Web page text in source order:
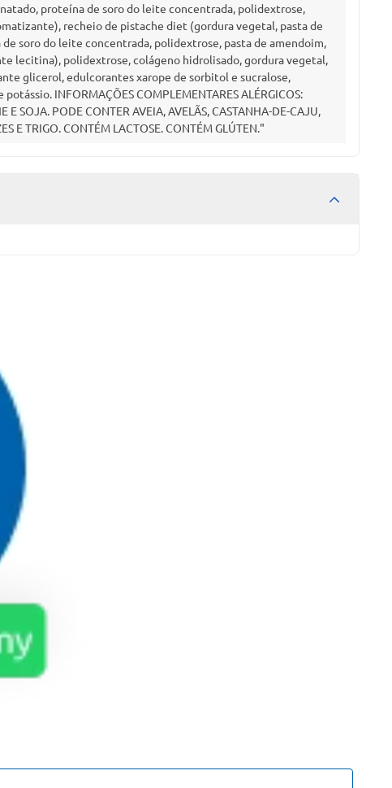
proteína de soro do leite concentrada, polidextrose,
recheio de pistache diet (gordura vegetal, pasta de
soro do leite concentrada, polidextrose, pasta de amendoim,
lecitina), polidextrose, colágeno hidrolisado, gordura vegetal,
glicerol, edulcorantes xarope de sorbitol e sucralose,
INFORMAÇÕES COMPLEMENTARES ALÉRGICOS:
SOJA. PODE CONTER AVEIA, AVELÃS, CASTANHA-DE-CAJU,
E TRIGO. CONTÉM LACTOSE. CONTÉM GLÚTEN."